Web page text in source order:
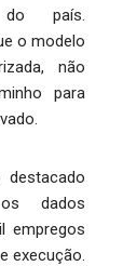
do país.
o modelo
não
para
dados
empregos
execução.